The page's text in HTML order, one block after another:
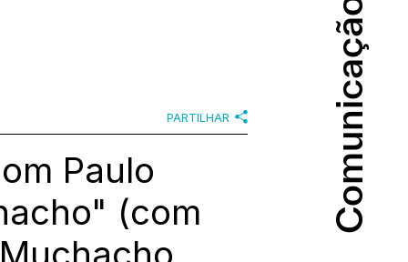
Comunicação
Comunicação
PARTILHAR
Paulo
(com